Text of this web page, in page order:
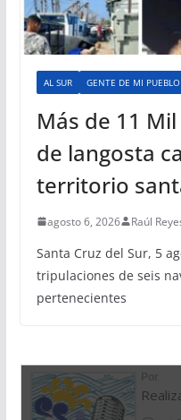
AL SUR GENTE DE MI PUEBLO
Más de 11
de langosta
territorio
agosto 6, 2026 Raúl
Santa Cruz del Sur, 5
tripulaciones de seis
pertenecientes